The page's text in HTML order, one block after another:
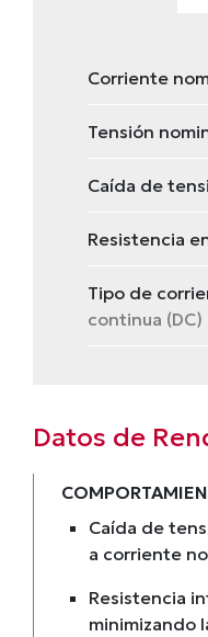
Corriente
Tensión
Caída de
Resistencia
Tipo de
continua (DC)
Datos de
Caída de
a corriente
Resistencia
minimizando